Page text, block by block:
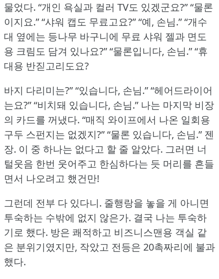
물었다. “개인 욕실과 컬러 TV도 있겠군요?” “물론
이지요.” “샤워 캡도 무료고요?” “예, 손님.” “개수
대 옆에는 등나무 바구니에 무료 샤워 젤과 면도
용 크림도 담겨 있나요?” “물론입니다, 손님.” “휴
대용 반짇고리도요?
바지 다리미는?” “있습니다, 손님.” “헤어드라이어
는요?” “비치돼 있습니다, 손님.” 나는 마지막 비장
의 카드를 꺼냈다. “매직 와이프에서 나온 일회용
구두 스펀지는 없겠지?” “물론 있습니다, 손님.” 젠
장. 이 중 하나는 없다고 할 줄 알았다. 그러면 너
털웃음 한번 웃어주고 한심하다는 듯 머리를 흔들
면서 나오려고 했건만!
그런데 전부 다 있다니. 줄행랑을 놓을 게 아니면
투숙하는 수밖에 없지 않은가. 결국 나는 투숙하
기로 했다. 방은 쾌적하고 비즈니스맨용 객실 같
은 분위기였지만, 작았고 전등은 20촉짜리에 불과
했다.